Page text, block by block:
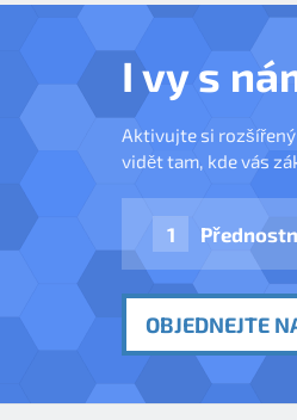
I vy s
Aktivujte si
vidět tam, kde vás
OBJEDNEJTE